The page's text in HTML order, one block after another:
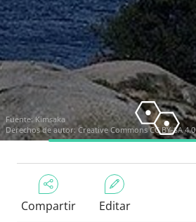
Fuente: Kimsaka
Derechos de autor:Creative Commons CC BY-SA 4.0
Compartir Editar